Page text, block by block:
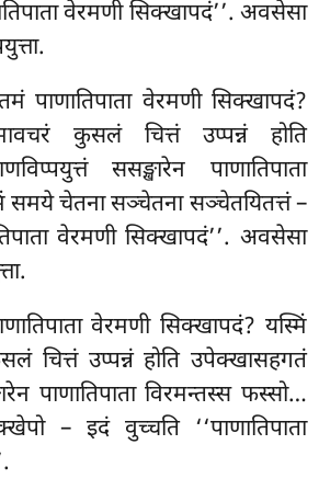
वेरमणी सिक्खापदं’’. अवसेसा
पाणातिपाता वेरमणी सिक्खापदं?
कुसलं चित्तं उप्पन्नं होति
ससङ्खारेन पाणातिपाता
समये चेतना सञ्चेतना सञ्चेतयितत्तं –
वेरमणी सिक्खापदं’’. अवसेसा
वेरमणी सिक्खापदं? यस्मिं
चित्तं उप्पन्नं होति उपेक्खासहगतं
पाणातिपाता विरमन्तस्स फस्सो…
– इदं वुच्चति ‘‘पाणातिपाता